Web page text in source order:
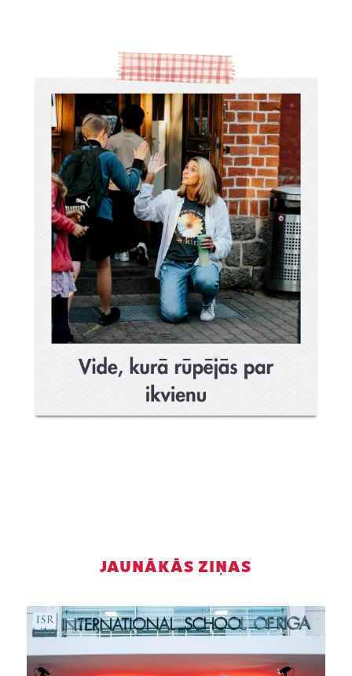
JAUNĀKĀS ZIŅAS